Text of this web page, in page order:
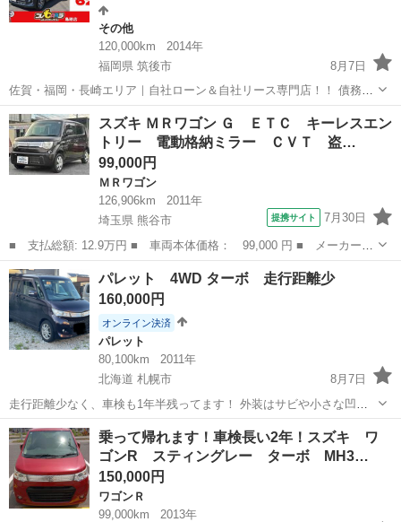
その他
120,000km
2014年
福岡県 筑後市
8月7日
佐賀・福岡・長崎エリア｜自社ローン＆自社リース専門店！！ 債務整
理中や自己破産直後の方が審査通過しております。 当店取り扱いのロ
ーン・リースは、独自の柔軟な審査により、諦めていたクルマの購入
が可能です。 メ...
福岡 筑後市 その他 ローン
スズキ ＭＲワゴン Ｇ ＥＴＣ キーレスエン
トリー 電動格納ミラー ＣＶＴ 盗…
99,000円
ＭＲワゴン
126,906km
2011年
埼玉県 熊谷市
提携サイト 7月30日
■ 支払総額: 12.9万円 ■ 車両本体価格： 99,000 円 ■ メーカー
名： スズキ ■ 車種名： ＭＲワゴン ■ グレード名： Ｇ ＥＴ
Ｃ キーレスエントリー 電動格納ミラー ＣＶＴ 盗難防止システ
ム ＡＢＳ Ｃ...
埼玉 ＭＲワゴン
パレット 4WD ターボ 走行距離少
160,000円
オンライン決済
パレット
80,100km
2011年
北海道 札幌市
8月7日
走行距離少なく、車検も1年半残ってます！ 外装はサビや小さな凹み
等あちこちにありますが、内装綺麗です！ ターボなので高速道路も楽
に走れます！ フルフラットになります！ 純正アルミスタッドレスお付
けします！ 現在黒ナ...
北海道 札幌市 パレット 走行距離
乗って帰れます！車検長い2年！スズキ ワ
ゴンR スティングレー ターボ MH3…
150,000円
ワゴンＲ
99,000km
2013年